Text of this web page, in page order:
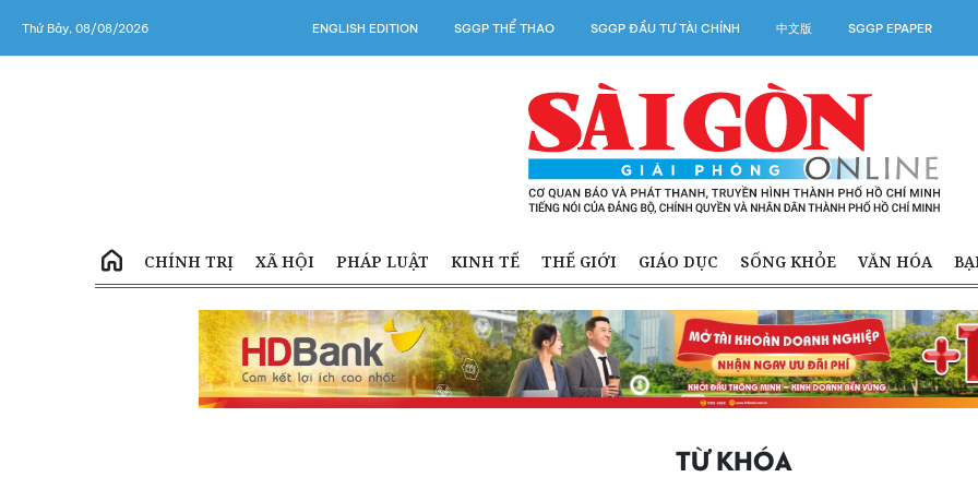
Thứ Bảy, 08/08/2026 ENGLISH EDITION SGGP THỂ THAO SGGP ĐẦU TƯ TÀI CHÍNH 中文版 SGGP EPAPER
CHÍNH TRỊ XÃ HỘI PHÁP LUẬT KINH TẾ THẾ GIỚI GIÁO DỤC SỐNG KHỎE VĂN HÓA
TỪ KHÓA